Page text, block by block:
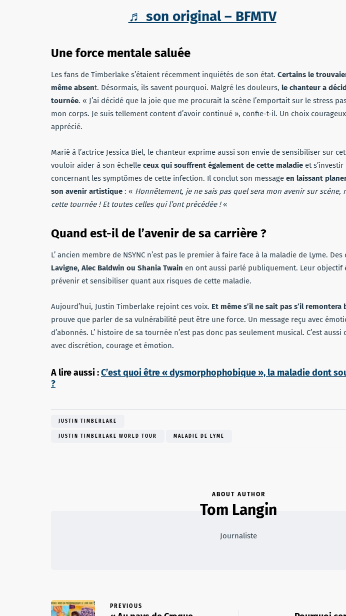
♬ son original – BFMTV
Une force mentale saluée
Les fans de Timberlake s’étaient récemment inquiétés de son état. Certains le
même absent. Désormais, ils savent pourquoi. Malgré les douleurs, le chanteur a
tournée. « J’ai décidé que la joie que me procurait la scène l’emportait sur le stress
mon corps. Je suis tellement content d’avoir continué », confie-t-il. Un choix
apprécié.
Marié à l’actrice Jessica Biel, le chanteur exprime aussi son envie de sensibiliser sur
vouloir aider à son échelle ceux qui souffrent également de cette maladie et
concernant les symptômes de cette infection. Il conclut son message en laissant
son avenir artistique : « Honnêtement, je ne sais pas quel sera mon avenir sur
cette tournée ! Et toutes celles qui l’ont précédée !«
Quand est-il de l’avenir de sa carrière ?
L’ ancien membre de NSYNC n’est pas le premier à faire face à la maladie de Lyme.
Lavigne, Alec Baldwin ou Shania Twain en ont aussi parlé publiquement. Leur objectif
prévenir et sensibiliser quant aux risques de cette maladie.
Aujourd’hui, Justin Timberlake rejoint ces voix. Et même s’il ne sait pas s’il
prouve que parler de sa vulnérabilité peut être une force. Un message reçu avec
d’abonnés. L’ histoire de sa tournée n’est pas donc pas seulement musical. C’est
avec discrétion, courage et émotion.
A lire aussi :C’est quoi être « dysmorphophobique », la maladie dont
?
JUSTIN TIMBERLAKE
JUSTIN TIMBERLAKE WORLD TOUR MALADIE DE LYME
ABOUT AUTHOR
Tom Langin
Journaliste
PREVIOUS